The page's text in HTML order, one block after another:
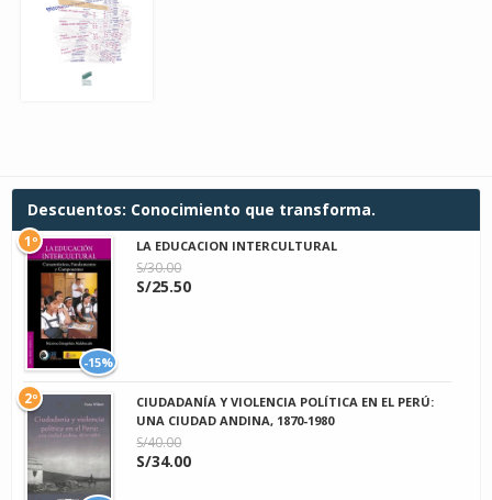
Descuentos: Conocimiento que transforma.
-15%
LA EDUCACION INTERCULTURAL
S/30.00
S/25.50
1º
CIUDADANÍA Y VIOLENCIA POLÍTICA EN EL PERÚ:
UNA CIUDAD ANDINA, 1870-1980
S/40.00
S/34.00
2º